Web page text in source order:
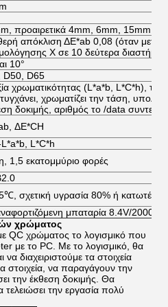
προαιρετικά 4mm, 6mm, 15mm
απόκλιση ΔE*ab 0,08 (όταν
Χ σε 10 δεύτερα
10°
D50, D65
χρωματικότητας (L*a*b, L*C*h),
χρωματίζει την τάση,
δοκιμής, αριθμός το /data
ΔE*CH
L*C*h
1,5 εκατομμύριο φορές
σχετική υγρασία 80% ή
μπαταρία 8.4V/
χρώματος
QC χρώματος το λογισμικό που
με το PC. Με το λογισμικό, θα
διαχειριστούμε τα στοιχεία
να παραγάγουν την
την έκθεση δοκιμής. Θα
την εργασία πολύ